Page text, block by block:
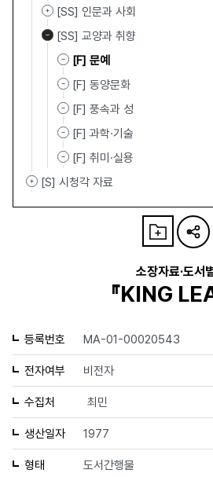
[SS] 인문과 사회
[SS] 교양과 취향
[F] 문예
[F] 동양문화
[F] 풍속과 성
[F] 과학·기술
[F] 취미·실용
[S] 시청각 자료
소장자료·도서
『KING
등록번호 MA-01-00020543
전자여부 비전자
수집처 최민
생산일자 1977
형태 도서간행물